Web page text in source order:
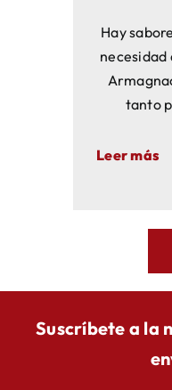
Hay
necesidad
tanto
Leer más
Suscríbete a la